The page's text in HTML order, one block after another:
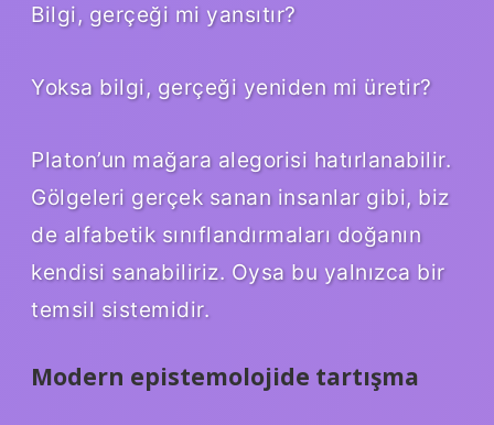
Bilgi, gerçeği mi yansıtır?
Yoksa bilgi, gerçeği yeniden mi üretir?
Platon’un mağara alegorisi hatırlanabilir.
Gölgeleri gerçek sanan insanlar gibi, biz
de alfabetik sınıflandırmaları doğanın
kendisi sanabiliriz. Oysa bu yalnızca bir
temsil sistemidir.
Modern epistemolojide tartışma